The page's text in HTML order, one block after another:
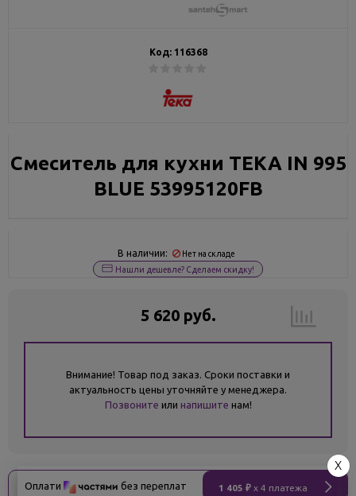
Код: 116368
Смеситель для кухни ТЕКА IN 995
BLUE 53995120FB
В наличии: Нет на складе
Нашли дешевле? Сделаем скидку!
5 620 руб.
Внимание! Товар под заказ. Сроки поставки и
актуальность цены уточняйте у менеджера.
Позвоните или напишите нам!
Оплати без переплат 1 405 ₽ x 4 платежа
X